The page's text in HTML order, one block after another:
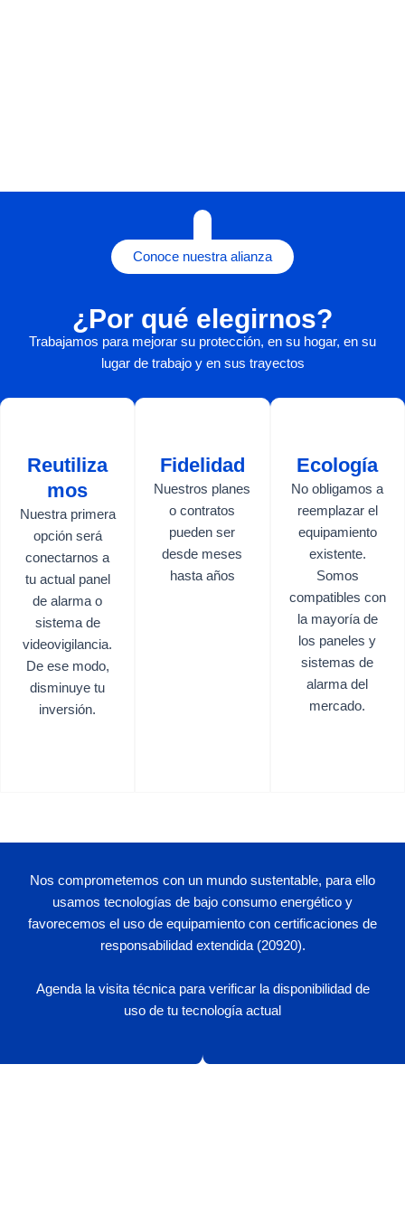
Conoce nuestra alianza
¿Por qué elegirnos?
Trabajamos para mejorar su protección, en su hogar, en su
lugar de trabajo y en sus trayectos
Reutiliza
mos
Nuestra primera
opción será
conectarnos a
tu actual panel
de alarma o
sistema de
videovigilancia.
De ese modo,
disminuye tu
inversión.
Fidelidad
Nuestros planes
o contratos
pueden ser
desde meses
hasta años
Ecología
No obligamos a
reemplazar el
equipamiento
existente.
Somos
compatibles con
la mayoría de
los paneles y
sistemas de
alarma del
mercado.
Nos comprometemos con un mundo sustentable, para ello
usamos tecnologías de bajo consumo energético y
favorecemos el uso de equipamiento con certificaciones de
responsabilidad extendida (20920).
Agenda la visita técnica para verificar la disponibilidad de
uso de tu tecnología actual